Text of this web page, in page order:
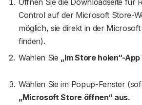
Control auf der Microsoft Store-
möglich, sie direkt in der
finden).
Wählen Sie „Im Store holen“-App
Wählen Sie im Popup-Fenster
„Microsoft Store öffnen“ aus.